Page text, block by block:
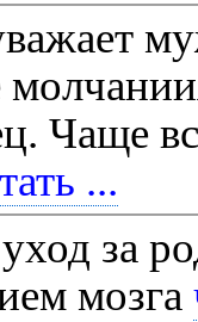
Чаще
...
за
мозга